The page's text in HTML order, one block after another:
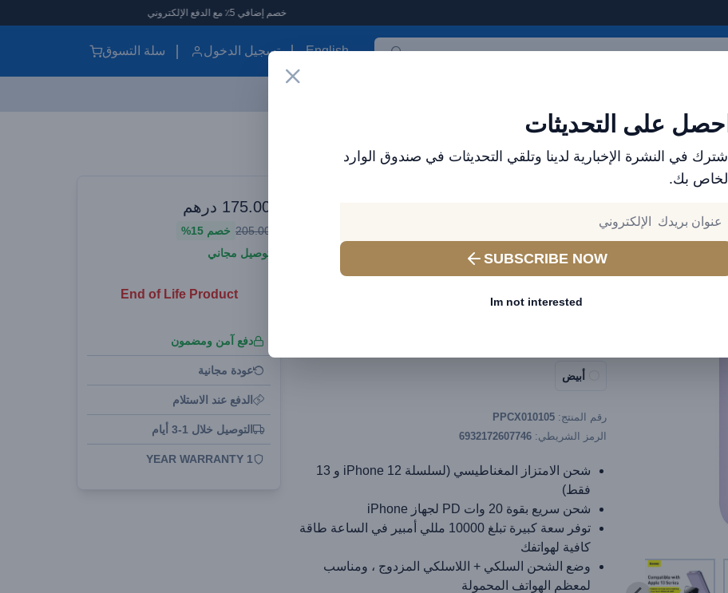
خصم إضافي 5٪ مع الدفع الإلكتروني
English تسجيل الدخول سلة التسوق
احصل على التحديثات
اشترك في النشرة الإخبارية لدينا وتلقي التحديثات في صندوق الوارد
الخاص بك.
SUBSCRIBE NOW
Im not interested
باور بانك مغناطيسي لاسلكي من باسيوس
بسعة ١٠٠٠٠ مللي أمبير، شحن سريع
أبيض
رقم المنتج: PPCX010105
الرمز الشريطي: 6932172607746
شحن الامتزاز المغناطيسي (لسلسلة iPhone 12 و 13
فقط)
شحن سريع بقوة 20 وات PD لجهاز iPhone
توفر سعة كبيرة تبلغ 10000 مللي أمبير في الساعة طاقة
كافية لهواتفك
وضع الشحن السلكي + اللاسلكي المزدوج ، ومناسب
لمعظم الهواتف المحمولة
175.00 درهم
205.00 خصم 15%
توصيل مجاني
End of Life Product
دفع آمن ومضمون
عودة مجانية
الدفع عند الاستلام
التوصيل خلال 1-3 أيام
1 YEAR WARRANTY